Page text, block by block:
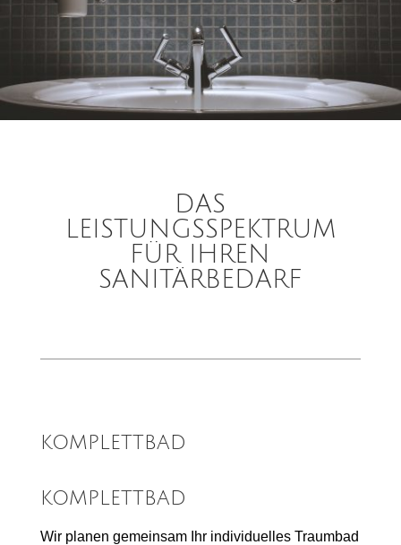
DAS
LEISTUNGSSPEKTRUM
FÜR IHREN
SANITÄRBEDARF
KOMPLETTBAD
KOMPLETTBAD
Wir planen gemeinsam Ihr individuelles Traumbad